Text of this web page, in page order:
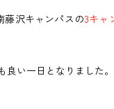
藤沢キャンパスの3キャ
い一日となりました。